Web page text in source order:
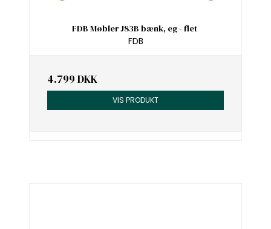
FDB Møbler J83B bænk, eg - flet
FDB
4.799 DKK
VIS PRODUKT